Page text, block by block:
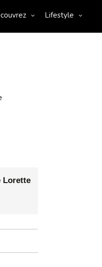
Lifestyle
Lorette